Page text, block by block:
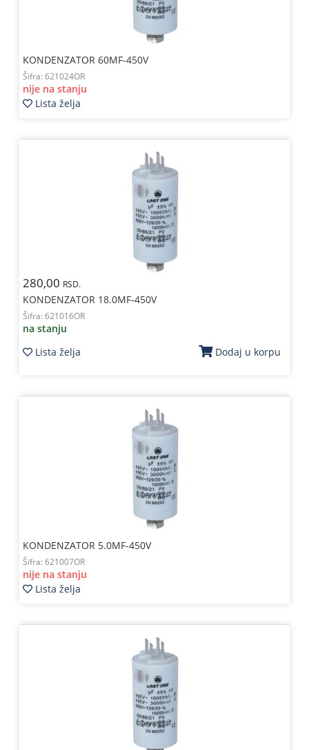
KONDENZATOR 60MF-450V
Šifra: 621024OR
nije na stanju
Lista želja
280,00 RSD.
KONDENZATOR 18.0MF-450V
Šifra: 621016OR
na stanju
Lista želja
Dodaj u korpu
KONDENZATOR 5.0MF-450V
Šifra: 621007OR
nije na stanju
Lista želja